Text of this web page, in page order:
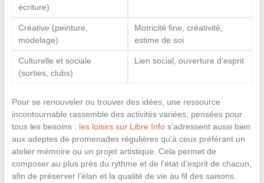
écriture)
Créative (peinture,
modelage)
Motricité fine, créativité,
estime de soi
Culturelle et sociale
(sorties, clubs)
Lien social, ouverture d’esprit
Pour se renouveler ou trouver des idées, une ressource
incontournable rassemble des activités variées, pensées pour
tous les besoins : les loisirs sur Libre Infos’adressent aussi bien
aux adeptes de promenades régulières qu’à ceux préférant un
atelier mémoire ou un projet artistique. Cela permet de
composer au plus près du rythme et de l’état d’esprit de chacun,
afin de préserver l’élan et la qualité de vie au fil des saisons.